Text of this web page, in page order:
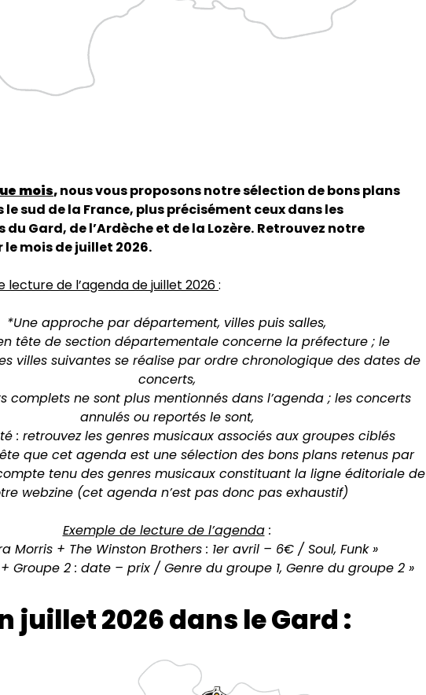
mois,nous vous proposons notre sélection de bons plans
sud de la France, plus précisément ceux dans les
Gard, de l’Ardèche et de la Lozère. Retrouvez notre
mois de juillet 2026.
lecture de l’agenda de juillet 2026:
*Une approche par département, villes puis salles,
tête de section départementale concerne la préfecture ; le
villes suivantes se réalise par ordre chronologique des dates de
concerts,
complets ne sont plus mentionnés dans l’agenda ; les concerts
annulés ou reportés le sont,
: retrouvez les genres musicaux associés aux groupes ciblés
que cet agenda est une sélection des bons plans retenus par
tenu des genres musicaux constituant la ligne éditoriale de
webzine (cet agenda n’est pas donc pas exhaustif)
Exemple de lecture de l’agenda:
Morris + The Winston Brothers : 1er avril – 6€ / Soul, Funk »
+ Groupe 2 : date – prix / Genre du groupe 1, Genre du groupe 2 »
juillet 2026 dans le Gard :